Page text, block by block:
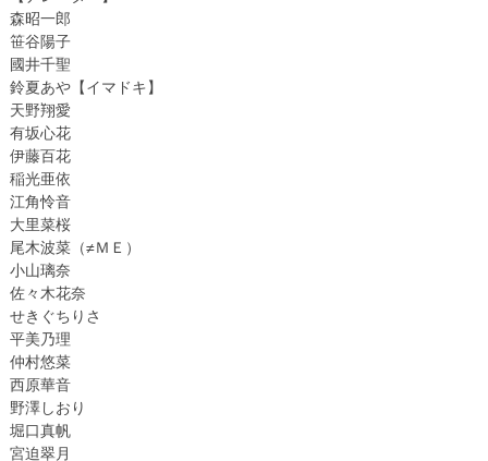
森昭一郎
笹谷陽子
國井千聖
鈴夏あや【イマドキ】
天野翔愛
有坂心花
伊藤百花
稲光亜依
江角怜音
大里菜桜
尾木波菜（≠ＭＥ）
小山璃奈
佐々木花奈
せきぐちりさ
平美乃理
仲村悠菜
西原華音
野澤しおり
堀口真帆
宮迫翠月